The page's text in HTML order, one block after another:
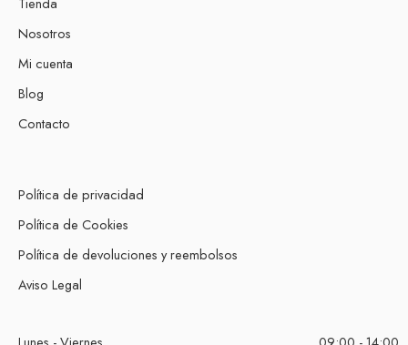
Nosotros
Mi cuenta
Blog
Contacto
Política de privacidad
Política de Cookies
Política de devoluciones y reembolsos
Aviso Legal